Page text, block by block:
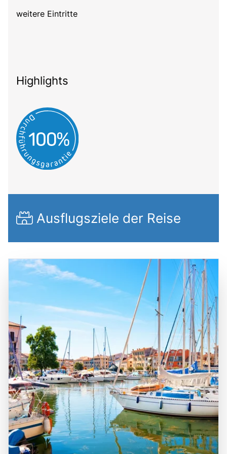
weitere Eintritte
Highlights
Ausflugsziele der Reise